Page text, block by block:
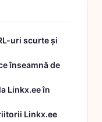
uri scurte și
înseamnă de
Linkx.ee în
Linkx.ee